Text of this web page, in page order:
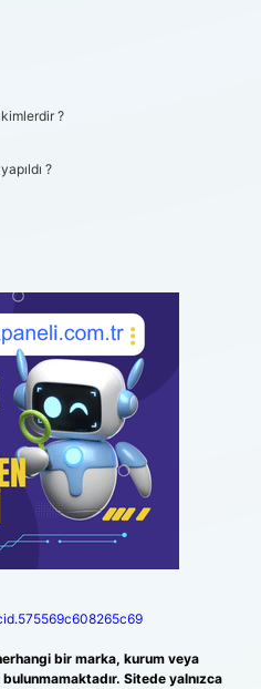
?
?
bir marka, kurum veya
Sitede yalnızca